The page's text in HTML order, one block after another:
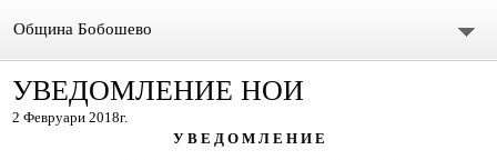
Община Бобошево
Начало
УВЕДОМЛЕНИЕ НОИ
2 Февруари 2018г.
У В Е Д О М Л Е Н И Е